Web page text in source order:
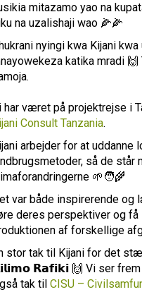
mitazamo yao na
na uzalishaji wao 🌽🌽
nyingi kwa Kijani
katika mradi
har været på projektrejse i
Consult Tanzania.
arbejder for at
så de står
🌱🧑‍🌾
var både inspirerende
deres perspektiver og
af forskellige
stor tak til Kijani for det
𝗥𝗮𝗳𝗶𝗸𝗶 🙌 Vi ser
tak til CISU –